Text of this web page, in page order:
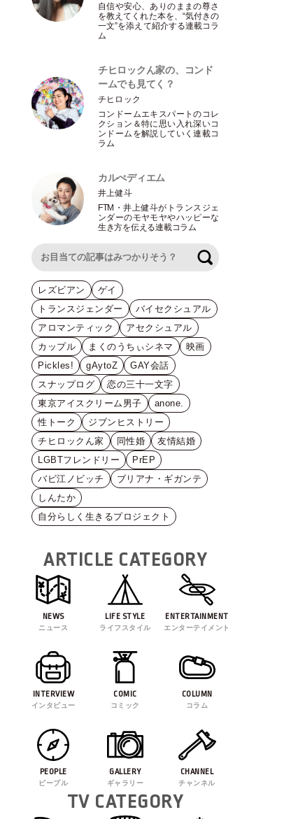
自信や安心、ありのままの尊さ
を教えてくれた本を、“気付きの
一文”を添えて紹介する連載コラ
ム
チヒロックん家の、コンド
ームでも見てく？
チヒロック
コンドームエキスパートのコレ
クション＆特に思い入れ深いコ
ンドームを解説していく連載コ
ラム
カルぺディエム
井上健斗
FTM ・井上健斗がトランスジェ
ンダーのモヤモヤやハッピーな
生き方を伝える連載コラム
レズビアン
ゲイ
トランスジェンダー
バイセクシュアル
アロマンティック
アセクシュアル
カップル
まくのうちぃシネマ
映画
Pickles!
gAytoZ
GAY会話
スナップログ
恋の三十一文字
東京アイスクリーム男子
anone.
性トーク
ジブンヒストリー
チヒロックん家
同性婚
友情結婚
LGBTフレンドリー
PrEP
バビ江ノビッチ
ブリアナ・ギガンテ
しんたか
自分らしく生きるプロジェクト
ARTICLE CATEGORY
NEWS
ニュース
LIFE STYLE
ライフスタイル
ENTERTAINMENT
エンターテイメント
INTERVIEW
インタビュー
COMIC
コミック
COLUMN
コラム
PEOPLE
ピープル
GALLERY
ギャラリー
CHANNEL
チャンネル
TV CATEGORY